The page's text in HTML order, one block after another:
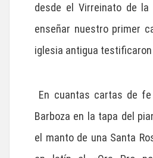
desde el Virreinato de la
enseñar nuestro primer
iglesia antigua
En cuantas cartas de
Barboza en la tapa del
el manto de una Santa